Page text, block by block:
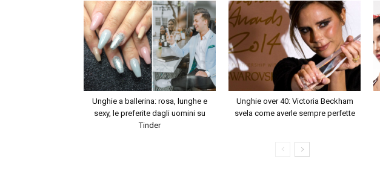
Unghie a ballerina: rosa, lunghe e
sexy, le preferite dagli uomini su
Tinder
Unghie over 40: Victoria Beckham
svela come averle sempre perfette